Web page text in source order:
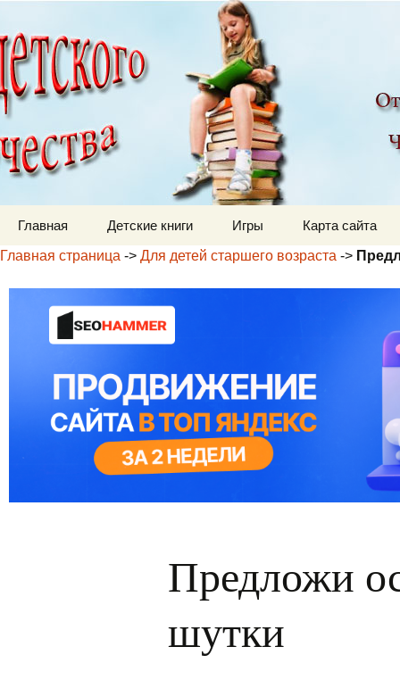
Детский мир
Главная Детские книги Игры
Карта сайта
Главная страница -> Для детей старшего возраста ->
Предложи
шутки